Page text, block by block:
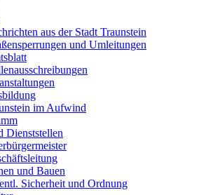
aus der Stadt Traunstein
und Umleitungen
im Aufwind
Dienststellen
und Bauen
Sicherheit und Ordnung